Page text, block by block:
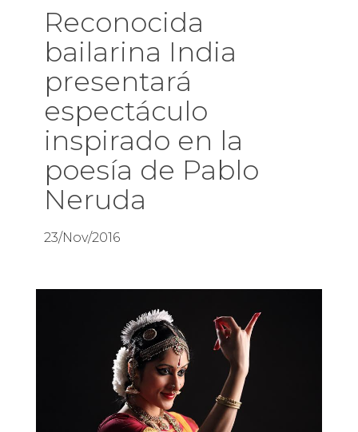
Reconocida
bailarina India
presentará
espectáculo
inspirado en la
poesía de Pablo
Neruda
23/Nov/2016